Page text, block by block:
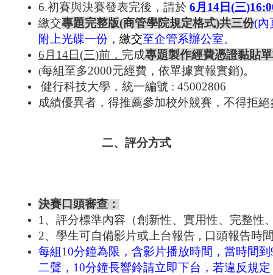
6.初賽與決賽發表完後，請於 6月 14 日(三)
繳交專題完整版(商管學院規定格式)共三份(內
附上光碟一份， 繳交至企管系辦公室。
6月14日(三)前， 完成專題製作經費憑證黏貼
(每組至多2000元經費，依單據實報實銷)。
健行科技大學，統一編號 : 45002806
成績優異者，得推薦參加校外競賽，不得拒絕
二、評分方式
決賽口頭審查：
1、評分標準內容（創新性、實用性、完整性
2、學生可自備影片或上台報告 ， 口頭報告時
每組 10分鐘為限，含影片播放時間，當時間到
二聲， 10分鐘長響鈴請立即下台，若違反規